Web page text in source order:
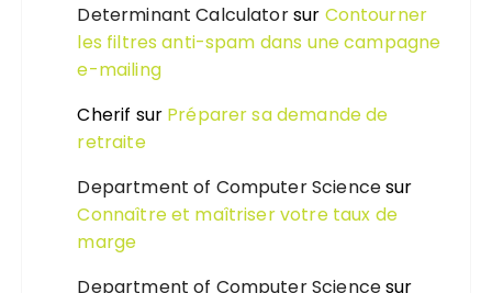
Determinant Calculatorsur Contourner
les filtres anti-spam dans une campagne
e-mailing
Cherif sur Préparer sa demande de
retraite
Department of Computer Sciencesur
Connaître et maîtriser votre taux de
marge
Department of Computer Sciencesur